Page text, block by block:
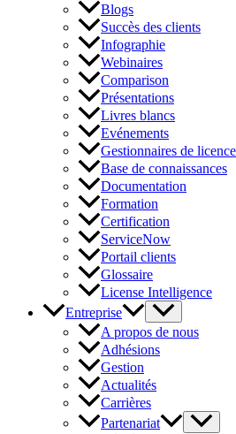
Blogs
Succès des clients
Infographie
Webinaires
Comparison
Présentations
Livres blancs
Evénements
Gestionnaires de
Base de connaissances
Documentation
Formation
Certification
ServiceNow
Portail clients
Glossaire
License Intelligence
Entreprise
A propos de nous
Adhésions
Gestion
Actualités
Carrières
Partenariat